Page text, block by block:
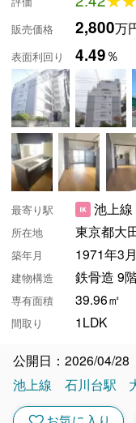
販売価格 2,800万
表面利回り 4.49％
最寄り駅 池上
所在地 東京都大
築年月 1971年3
建物構造 鉄骨造 9
専有面積 39.96㎡
間取り 1LDK
公開日：2026/04/28
池上線
石川台駅